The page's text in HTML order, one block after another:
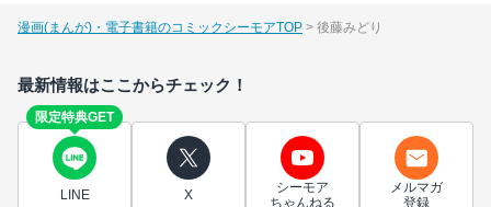
漫画(まんが)・電子書籍のコミックシーモアTOP 後藤みどり
最新情報はここからチェック！
限定特典GET
LINE X
シーモア
ちゃんねる
メルマガ
登録